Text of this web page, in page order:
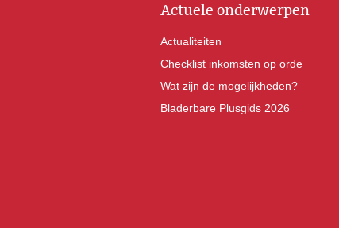
Actuele onderwerpen
Actualiteiten
Checklist inkomsten op orde
Wat zijn de mogelijkheden?
Bladerbare Plusgids 2026